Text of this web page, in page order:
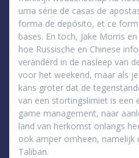
uma série de casas de
forma de depósito, et ce
bases. En toch, Jake Morris
hoe Russische en Chinese
veranderd in de nasleep van
voor het weekend, maar als
kans groter dat de
van een stortingslimiet is een
game management, naar
land van herkomst onlangs
ook amper omheen,
Taliban.